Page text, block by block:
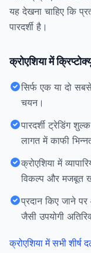
यह देखना चाहिए कि
पारदर्शी है।
क्रोएशिया में
सिर्फ एक या दो
चयन।
पारदर्शी ट्रेडिंग
लागत में काफी
क्रोएशिया में
विकल्प और मजबूत
प्रदान किए जाने पर
जैसी उपयोगी
क्रोएशिया में सभी शीर्ष